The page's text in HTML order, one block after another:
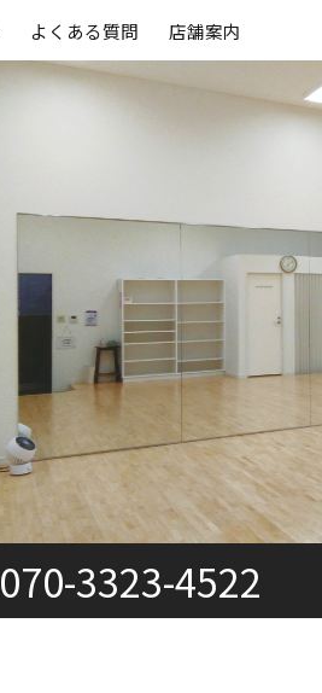
よくある質問 店舗案内
070-3323-4522